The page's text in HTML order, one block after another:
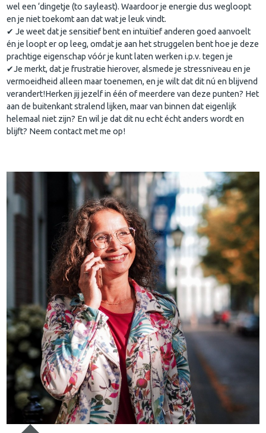
wel een ‘dingetje (to sayleast). Waardoor je energie dus wegloopt
en je niet toekomt aan dat wat je leuk vindt.
✔ Je weet dat je sensitief bent en intuïtief anderen goed aanvoelt
én je loopt er op leeg, omdat je aan het struggelen bent hoe je deze
prachtige eigenschap vóór je kunt laten werken i.p.v. tegen je
✔Je merkt, dat je frustratie hierover, alsmede je stressniveau en je
vermoeidheid alleen maar toenemen, en je wilt dat dit nú en blijvend
verandert!Herken jij jezelf in één of meerdere van deze punten? Het
aan de buitenkant stralend lijken, maar van binnen dat eigenlijk
helemaal niet zijn? En wil je dat dit nu echt écht anders wordt en
blijft? Neem contact met me op!